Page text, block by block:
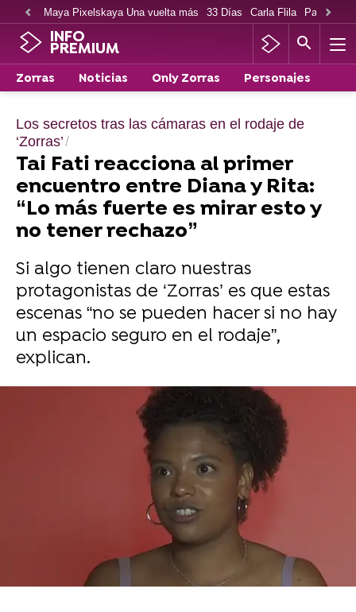
Maya Pixelskaya Una vuelta más 33 Días Carla Flila Paco
INFO
PREMIUM
Zorras Noticias Only Zorras Personajes
Los secretos tras las cámaras en el rodaje de
‘Zorras’
Tai Fati reacciona al primer
encuentro entre Diana y Rita:
“Lo más fuerte es mirar esto y
no tener rechazo”
Si algo tienen claro nuestras
protagonistas de ‘Zorras’ es que estas
escenas “no se pueden hacer si no hay
un espacio seguro en el rodaje”,
explican.
Carmen Marar | Ximena Rodero
22 de agosto de 2023, 14:18
WhatsappFacebookTwitter Flipboard